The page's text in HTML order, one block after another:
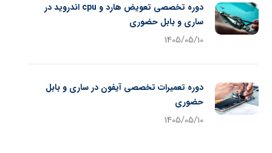
دوره تخصصی تعویض هارد و cpu اندروید در
ساری و بابل حضوری
1405/05/10
دوره تعمیرات تخصصی آیفون در ساری و بابل
حضوری
1405/05/10